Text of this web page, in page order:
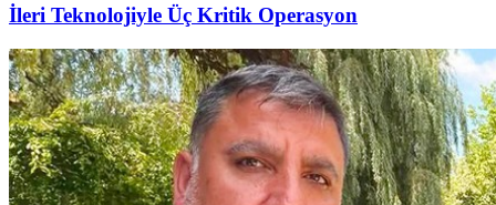
İleri Teknolojiyle Üç Kritik Operasyon